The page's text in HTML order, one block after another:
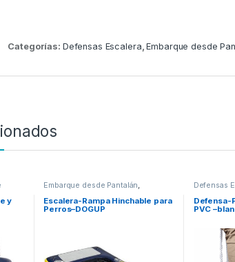
Categorías: Defensas Escalera ,Embarque desde
y
Embarque desde Pantalán,
Escalera-Rampa Hinchable para
Perros–DOGUP
Defensas
Defensa-
PVC